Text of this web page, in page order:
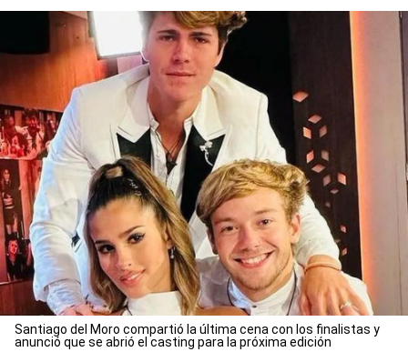
Santiago del Moro compartió la última cena con los finalistas y
anunció que se abrió el casting para la próxima edición